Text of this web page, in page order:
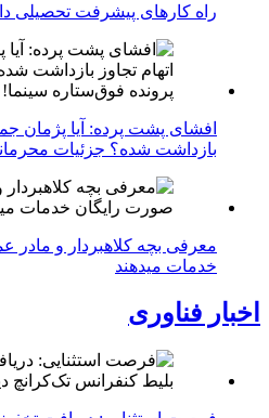
راه کارهای پیشرفت تحصیلی
افشای پشت پرده: آیا پژمان
بازداشت شده؟ جزئیات
معرفی بچه کلاهبردار و مادر
خدمات میدهند
اخبار فناوری